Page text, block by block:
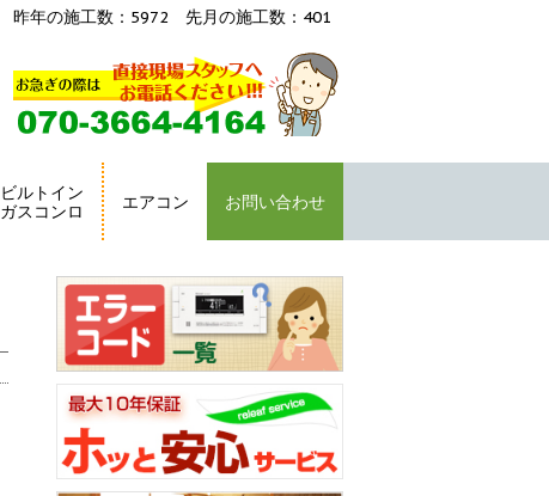
昨年の施工数：5972 先月の施工数：401
ビルトイン
ガスコンロ
エアコン お問い合わせ